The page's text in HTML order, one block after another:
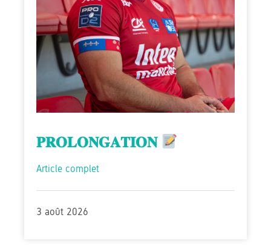
𝐏𝐑𝐎𝐋𝐎𝐍𝐆𝐀𝐓𝐈𝐎𝐍
Article complet
3 août 2026